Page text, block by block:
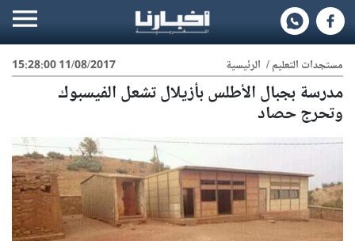
11/08/2017 15:28:00 مستجدات التعليم/ الرئيسية
مدرسة بجبال الأطلس بأزيلال تشعل الفيسبوك
وتحرج حصاد